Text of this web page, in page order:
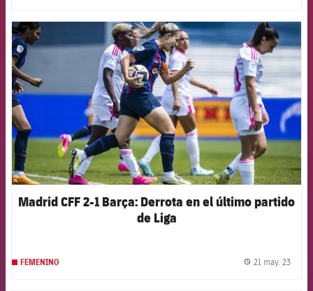
FCB Barcelona badge
Madrid CFF 2-1 Barça: Derrota en el último partido
de Liga
FEMENINO 21 may. 23